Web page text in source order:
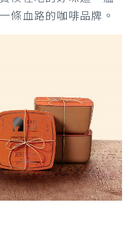
條血路的咖啡品牌。